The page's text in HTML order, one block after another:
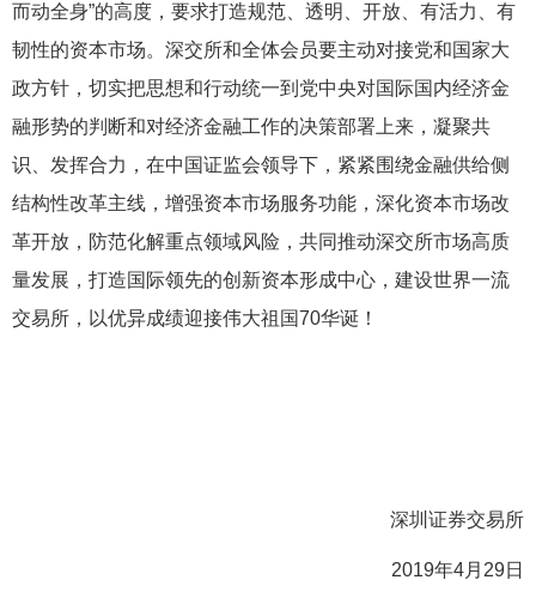
而动全身”的高度，要求打造规范、透明、开放、有活力、有
韧性的资本市场。深交所和全体会员要主动对接党和国家大
政方针，切实把思想和行动统一到党中央对国际国内经济金
融形势的判断和对经济金融工作的决策部署上来，凝聚共
识、发挥合力，在中国证监会领导下，紧紧围绕金融供给侧
结构性改革主线，增强资本市场服务功能，深化资本市场改
革开放，防范化解重点领域风险，共同推动深交所市场高质
量发展，打造国际领先的创新资本形成中心，建设世界一流
交易所，以优异成绩迎接伟大祖国70华诞！
深圳证券交易所
2019年4月29日